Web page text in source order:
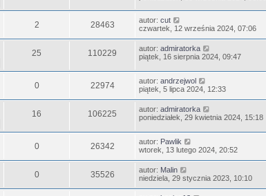
2 28463 autor: cut
czwartek, 12 września 2024, 07:06
25 110229 autor: admiratorka
piątek, 16 sierpnia 2024, 09:47
0 22974 autor: andrzejwol
piątek, 5 lipca 2024, 12:33
16 106225 autor: admiratorka
poniedziałek, 29 kwietnia 2024, 15:18
0 26342 autor: Pawlik
wtorek, 13 lutego 2024, 20:52
0 35526 autor: Malin
niedziela, 29 stycznia 2023, 10:10